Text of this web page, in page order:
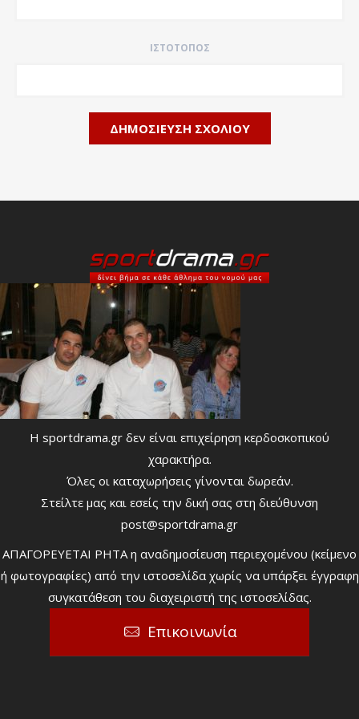
ΙΣΤΌΤΟΠΟΣ
Η sportdrama.gr δεν είναι επιχείρηση κερδοσκοπικού
χαρακτήρα.
Όλες οι καταχωρήσεις γίνονται δωρεάν.
Στείλτε μας και εσείς την δική σας στη διεύθυνση
post@sportdrama.gr
ΑΠΑΓΟΡΕΥΕΤΑΙ ΡΗΤΑ η αναδημοσίευση περιεχομένου (κείμενο
ή φωτογραφίες) από την ιστοσελίδα χωρίς να υπάρξει έγγραφη
συγκατάθεση του διαχειριστή της ιστοσελίδας.
Επικοινωνία